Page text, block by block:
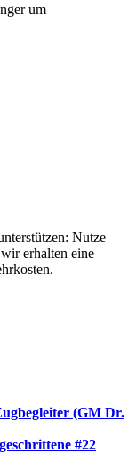
um
Nutze
erhalten eine
(GM Dr.
#22